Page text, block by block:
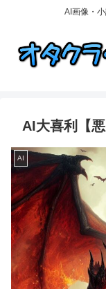
AI画像・
AI大喜利【悪
AI